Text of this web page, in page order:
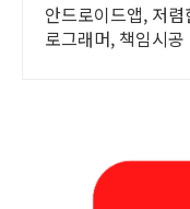
안드로이드앱, 저
로그래머, 책임시공